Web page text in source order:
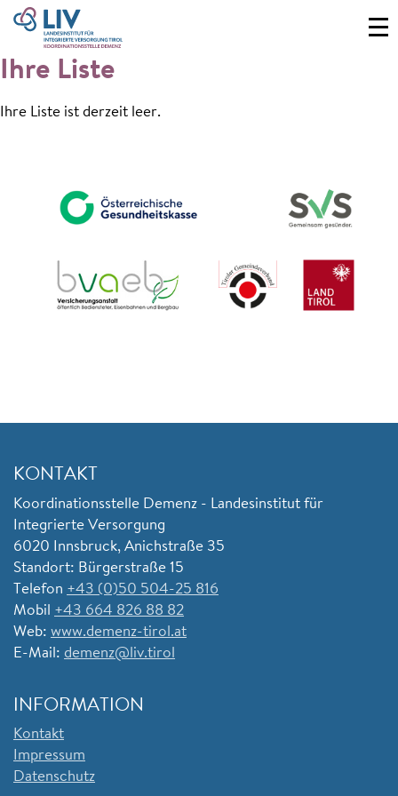
Ihre Liste
Ihre Liste ist derzeit leer.
KONTAKT
Koordinationsstelle Demenz - Landesinstitut für
Integrierte Versorgung
6020 Innsbruck, Anichstraße 35
Standort: Bürgerstraße 15
Telefon +43 (0)50 504-25 816
Mobil +43 664 826 88 82
Web: www.demenz-tirol.at
E-Mail: demenz@liv.tirol
INFORMATION
Kontakt
Impressum
Datenschutz